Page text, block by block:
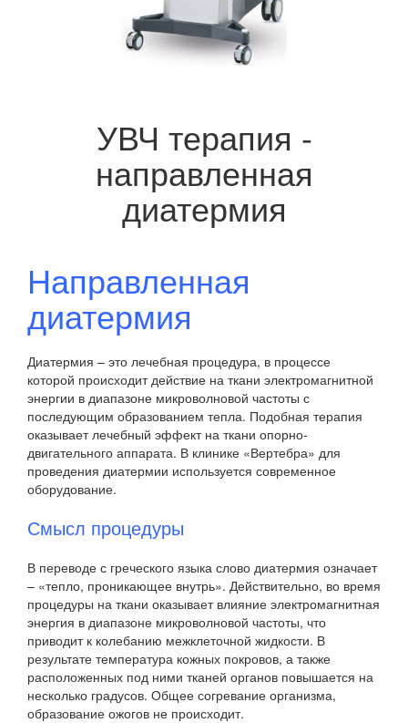
УВЧ терапия -
направленная
диатермия
Направленная
диатермия
Диатермия – это лечебная процедура, в процессе
которой происходит действие на ткани электромагнитной
энергии в диапазоне микроволновой частоты с
последующим образованием тепла. Подобная терапия
оказывает лечебный эффект на ткани опорно-
двигательного аппарата. В клинике «Вертебра» для
проведения диатермии используется современное
оборудование.
Смысл процедуры
В переводе с греческого языка слово диатермия означает
– «тепло, проникающее внутрь». Действительно, во время
процедуры на ткани оказывает влияние электромагнитная
энергия в диапазоне микроволновой частоты, что
приводит к колебанию межклеточной жидкости. В
результате температура кожных покровов, а также
расположенных под ними тканей органов повышается на
несколько градусов. Общее согревание организма,
образование ожогов не происходит.